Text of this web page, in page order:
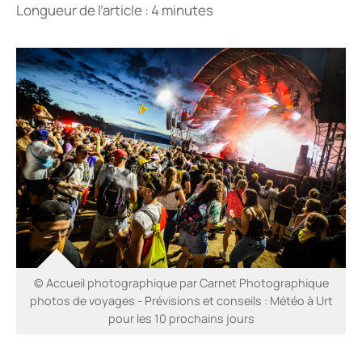
Longueur de l’article : 4 minutes
© Accueil photographique par Carnet Photographique
photos de voyages - Prévisions et conseils : Météo à Urt
pour les 10 prochains jours